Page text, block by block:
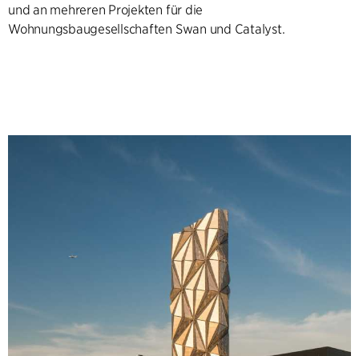
und an mehreren Projekten für die
Wohnungsbaugesellschaften Swan und Catalyst.